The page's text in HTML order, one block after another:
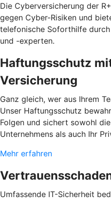
Die Cyberversicherung der
gegen Cyber-Risiken und
telefonische Soforthilfe
und -experten.
Haftungsschutz
Versicherung
Ganz gleich, wer aus Ihrem
Unser Haftungsschutz
Folgen und sichert sowohl
Unternehmens als auch Ihr
Mehr erfahren
Umfassende IT-Sicherheit